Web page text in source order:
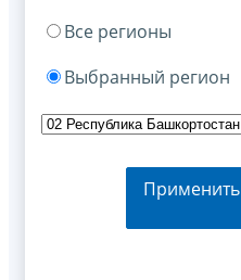
Все регионы
Выбранный регион
Применить